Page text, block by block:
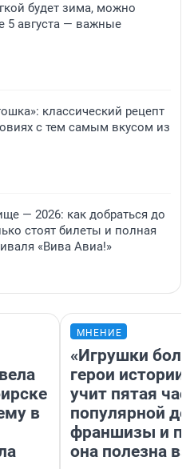
будет зима, можно
5 августа — важные
классический рецепт
с тем самым вкусом из
— 2026: как добраться до
стоят билеты и полная
«Вива Авиа!»
в
МНЕНИЕ
«Игрушки
герои
учит пятая
популярной
франшизы и
она полезна